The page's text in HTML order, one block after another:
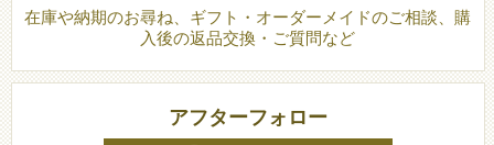
在庫や納期のお尋ね、ギフト・オーダーメイドのご相談、購
入後の返品交換・ご質問など
アフターフォロー